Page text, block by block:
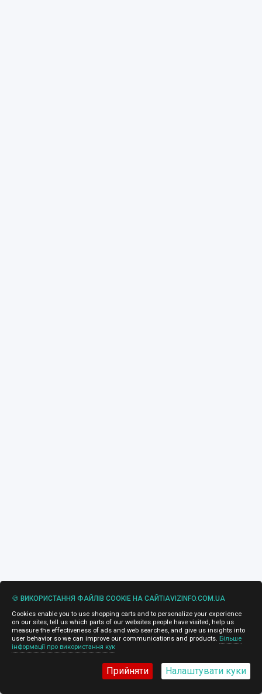
🍪 ВИКОРИСТАННЯ ФАЙЛІВ COOKIE НА САЙТІAVIZINFO.COM.UA
Cookies enable you to use shopping carts and to personalize your experience
on our sites, tell us which parts of our websites people have visited, help us
measure the effectiveness of ads and web searches, and give us insights into
user behavior so we can improve our communications and products. Більше
інформації про використання кук
Прийняти Налаштувати куки